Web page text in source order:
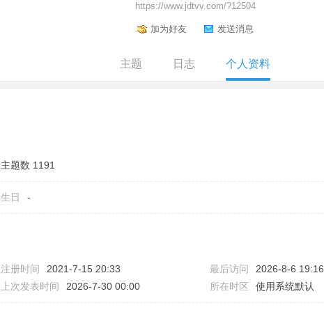
https://www.jdtvv.com/?12504
加为好友 发送消息
主题 日志 个人资料
主题数 1191
生日 -
注册时间 2021-7-15 20:33 最后访问
2026-8-6 19:16
上次发表时间 2026-7-30 00:00 所在时区 使用系统默认